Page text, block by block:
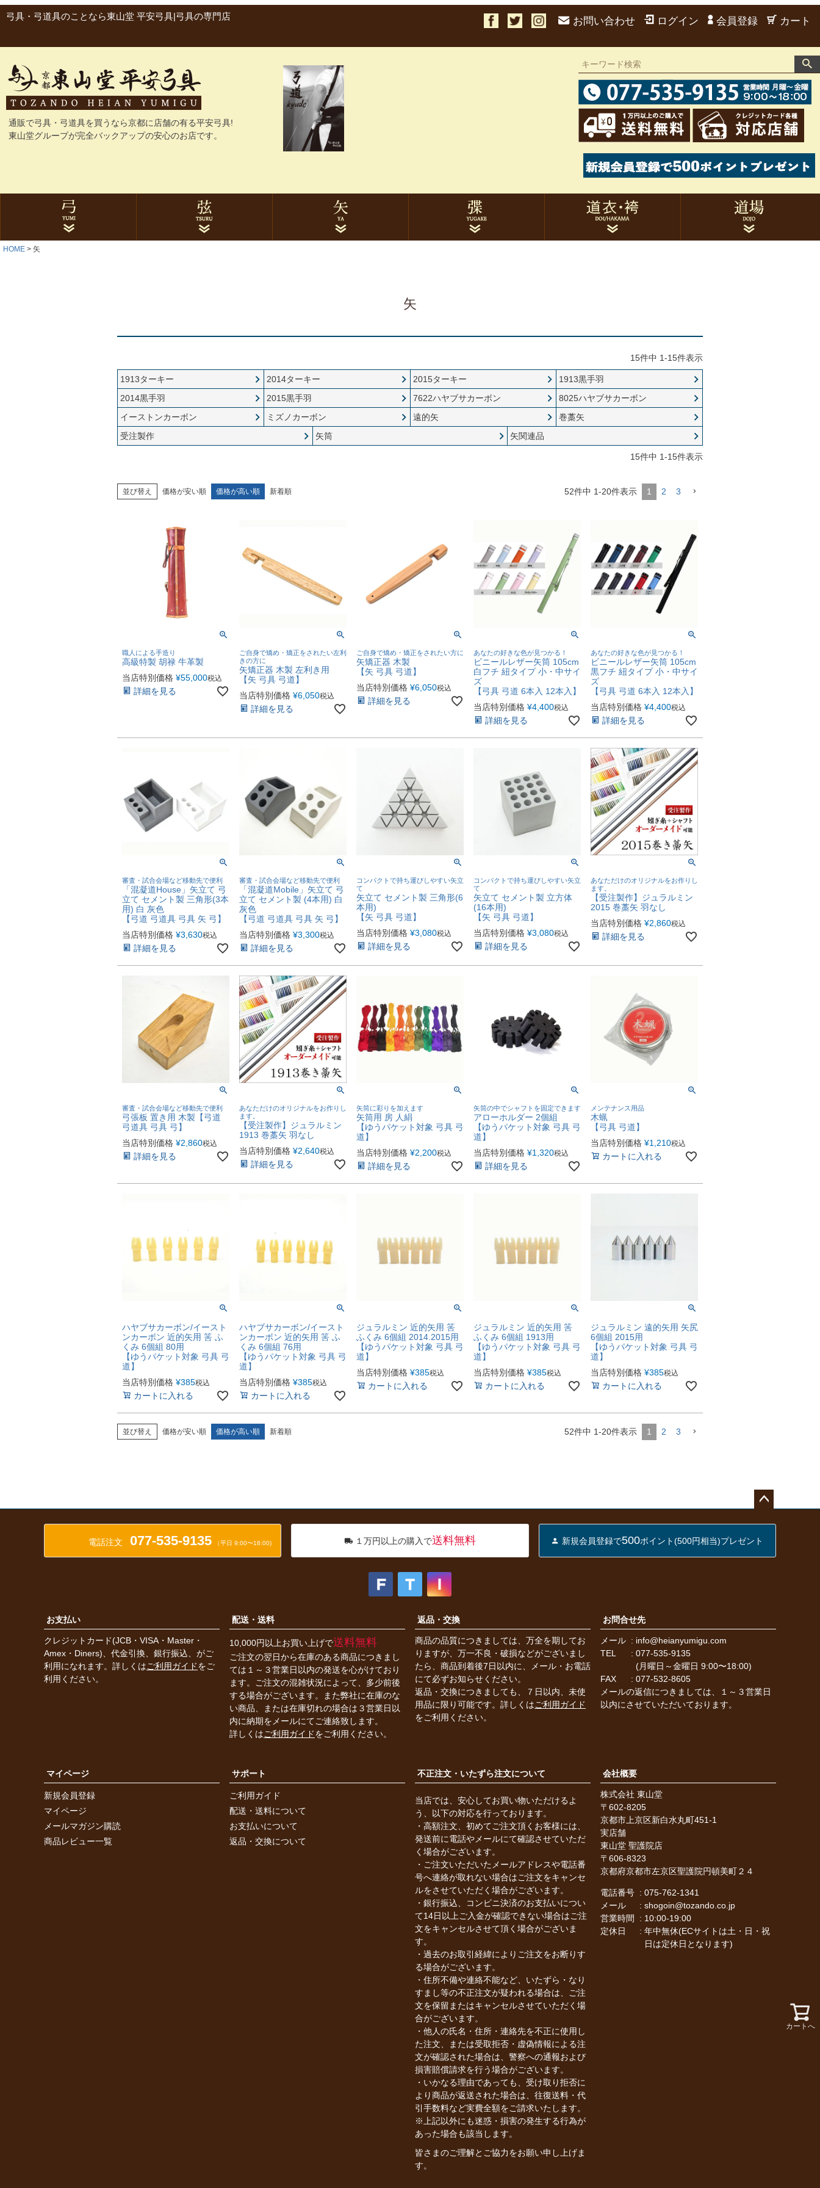
弓具・弓道具のことなら東山堂 平安弓具|弓具の専門店 お問い合わせ ログイン 会員登録 カート
通販で弓具・弓道具を買うなら京都に店舗の有る平安弓具!
東山堂グループが完全バックアップの安心のお店です。
グラス弓
カーボン弓
与一シリーズ
ゴム弓
にぎり革
弓袋・弓巻
石突
弓関連品
HOME 矢
矢
15件中 1-15件表示
1913ターキー 2014ターキー 2015ターキー
1913黒手羽
2014黒手羽
2015黒手羽 7622ハヤブサカーボン
8025ハヤブサカーボン
イーストンカーボン
ミズノカーボン 遠的矢
巻藁矢
受注製作
矢筒 矢関連品
15件中 1-15件表示
並び替え 価格が安い順 価格が高い順 新着順 52件中 1-20件表示 1 2 3
職人による手造り
高級特製 胡禄 牛革製
当店特別価格 ¥55,000税込
詳細を見る
ご自身で矯め・矯正をされたい左利
きの方に
矢矯正器 木製 左利き用
【矢 弓具 弓道】
当店特別価格 ¥6,050税込
詳細を見る
ご自身で矯め・矯正をされたい方に
矢矯正器 木製
【矢 弓具 弓道】
当店特別価格 ¥6,050税込
詳細を見る
あなたの好きな色が見つかる！
ビニールレザー矢筒 105cm
白フチ 紐タイプ 小・中サイ
ズ
【弓具 弓道 6本入 12本入】
当店特別価格 ¥4,400税込
詳細を見る
あなたの好きな色が見つかる！
ビニールレザー矢筒 105cm
黒フチ 紐タイプ 小・中サイ
ズ
【弓具 弓道 6本入 12本入】
当店特別価格 ¥4,400税込
詳細を見る
審査・試合会場など移動先で便利
「混凝道House」矢立て 弓
立て セメント製 三角形(3本
用) 白 灰色
【弓道 弓道具 弓具 矢 弓】
当店特別価格 ¥3,630税込
詳細を見る
審査・試合会場など移動先で便利
「混凝道Mobile」矢立て 弓
立て セメント製 (4本用) 白
灰色
【弓道 弓道具 弓具 矢 弓】
当店特別価格 ¥3,300税込
詳細を見る
コンパクトで持ち運びしやすい矢立
て
矢立て セメント製 三角形(6
本用)
【矢 弓具 弓道】
当店特別価格 ¥3,080税込
詳細を見る
コンパクトで持ち運びしやすい矢立
て
矢立て セメント製 立方体
(16本用)
【矢 弓具 弓道】
当店特別価格 ¥3,080税込
詳細を見る
あなただけのオリジナルをお作りし
ます。
【受注製作】ジュラルミン
2015 巻藁矢 羽なし
当店特別価格 ¥2,860税込
詳細を見る
審査・試合会場など移動先で便利
弓張板 置き用 木製【弓道
弓道具 弓具 弓】
当店特別価格 ¥2,860税込
詳細を見る
あなただけのオリジナルをお作りし
ます。
【受注製作】ジュラルミン
1913 巻藁矢 羽なし
当店特別価格 ¥2,640税込
詳細を見る
矢筒に彩りを加えます
矢筒用 房 人絹
【ゆうパケット対象 弓具 弓
道】
当店特別価格 ¥2,200税込
詳細を見る
矢筒の中でシャフトを固定できます
アローホルダー 2個組
【ゆうパケット対象 弓具 弓
道】
当店特別価格 ¥1,320税込
詳細を見る
メンテナンス用品
木蝋
【弓具 弓道】
当店特別価格 ¥1,210税込
カートに入れる
ハヤブサカーボン/イースト
ンカーボン 近的矢用 筈 ふ
くみ 6個組 80用
【ゆうパケット対象 弓具 弓
道】
当店特別価格 ¥385税込
カートに入れる
ハヤブサカーボン/イースト
ンカーボン 近的矢用 筈 ふ
くみ 6個組 76用
【ゆうパケット対象 弓具 弓
道】
当店特別価格 ¥385税込
カートに入れる
ジュラルミン 近的矢用 筈
ふくみ 6個組 2014.2015用
【ゆうパケット対象 弓具 弓
道】
当店特別価格 ¥385税込
カートに入れる
ジュラルミン 近的矢用 筈
ふくみ 6個組 1913用
【ゆうパケット対象 弓具 弓
道】
当店特別価格 ¥385税込
カートに入れる
ジュラルミン 遠的矢用 矢尻
6個組 2015用
【ゆうパケット対象 弓具 弓
道】
当店特別価格 ¥385税込
カートに入れる
並び替え 価格が安い順 価格が高い順 新着順 52件中 1-20件表示 1 2 3
カートへ
ップ
へ
電話注文 077-535-9135 （平日 9:00〜18:00) １万円以上の購入で送料無料 新規会員登録で500ポイント(500円相当)プレゼント
お支払い
クレジットカード(JCB・VISA・Master・
Amex・Diners)、代金引換、銀行振込、がご
利用になれます。詳しくはご利用ガイドをご
利用ください。
配送・送料
10,000円以上お買い上げで送料無料
ご注文の翌日から在庫のある商品につきまし
ては１～３営業日以内の発送を心がけており
ます。ご注文の混雑状況によって、多少前後
する場合がございます。また弊社に在庫のな
い商品、または在庫切れの場合は３営業日以
内に納期をメールにてご連絡致します。
詳しくはご利用ガイドをご利用ください。
返品・交換
商品の品質につきましては、万全を期してお
りますが、万一不良・破損などがございまし
たら、商品到着後7日以内に、メール・お電話
にて必ずお知らせください。
返品・交換につきましても、７日以内、未使
用品に限り可能です。詳しくはご利用ガイド
をご利用ください。
お問合せ先
メール
info@heianyumigu.com
TEL
077-535-9135
(月曜日～金曜日 9:00〜18:00)
FAX
077-532-8605
メールの返信につきましては、１～３営業日
以内にさせていただいております。
マイページ
新規会員登録
マイページ
メールマガジン購読
商品レビュー一覧
サポート
ご利用ガイド
配送・送料について
お支払いについて
返品・交換について
不正注文・いたずら注文について
当店では、安心してお買い物いただけるよ
う、以下の対応を行っております。
・高額注文、初めてご注文頂くお客様には、
発送前に電話やメールにて確認させていただ
く場合がございます。
・ご注文いただいたメールアドレスや電話番
号へ連絡が取れない場合はご注文をキャンセ
ルをさせていただく場合がございます。
・銀行振込、コンビニ決済のお支払いについ
て14日以上ご入金が確認できない場合はご注
文をキャンセルさせて頂く場合がございま
す。
・過去のお取引経緯によりご注文をお断りす
る場合がございます。
・住所不備や連絡不能など、いたずら・なり
すまし等の不正注文が疑われる場合は、ご注
文を保留またはキャンセルさせていただく場
合がございます。
・他人の氏名・住所・連絡先を不正に使用し
た注文、または受取拒否・虚偽情報による注
文が確認された場合は、警察への通報および
損害賠償請求を行う場合がございます。
・いかなる理由であっても、受け取り拒否に
より商品が返送された場合は、往復送料・代
引手数料など実費全額をご請求いたします。
※上記以外にも迷惑・損害の発生する行為が
あった場合も該当します。
皆さまのご理解とご協力をお願い申し上げま
す。
会社概要
株式会社 東山堂
602-8205
京都市上京区新白水丸町451-1
実店舗
東山堂 聖護院店
606-8323
京都府京都市左京区聖護院円頓美町２４
電話番号
075-762-1341
メール
shogoin@tozando.co.jp
営業時間
10:00-19:00
定休日
年中無休(ECサイトは土・日・祝
日は定休日となります)